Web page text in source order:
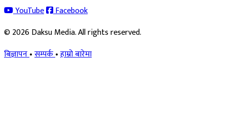
YouTube
Facebook
© 2026 Daksu Media. All rights reserved.
बिज्ञापन•सम्पर्क•हाम्रो बारेमा